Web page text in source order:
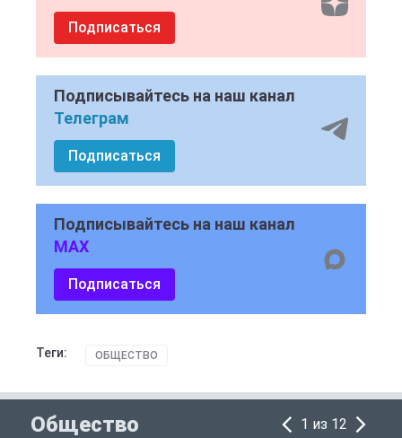
Подписаться
Подписывайтесь на наш канал
Телеграм
Подписаться
Подписывайтесь на наш канал
MAX
Подписаться
Теги: ОБЩЕСТВО
Общество 1 из 12